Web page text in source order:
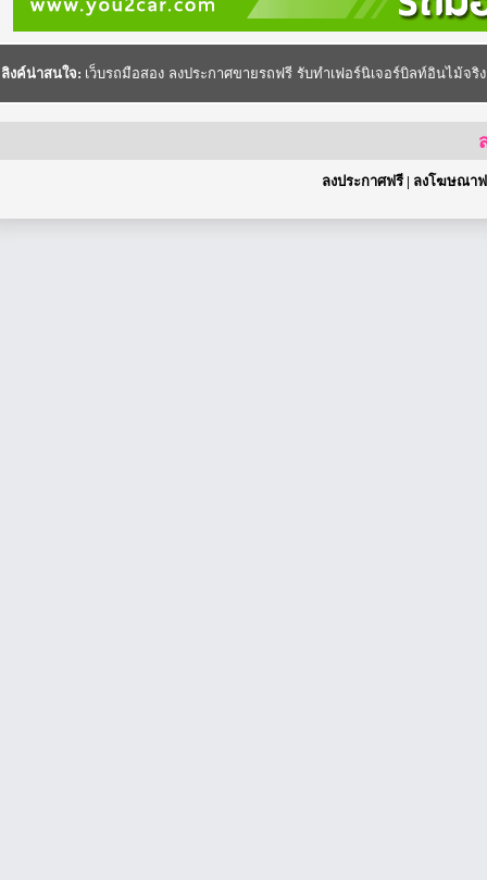
ลิงค์น่าสนใจ: เว็บรถมือสอง ลงประกาศขายรถฟรี รับทำเฟอร์นิเจอร์บิลท์อินไม้จริง
ลงประกาศฟรี | ลงโฆษณา